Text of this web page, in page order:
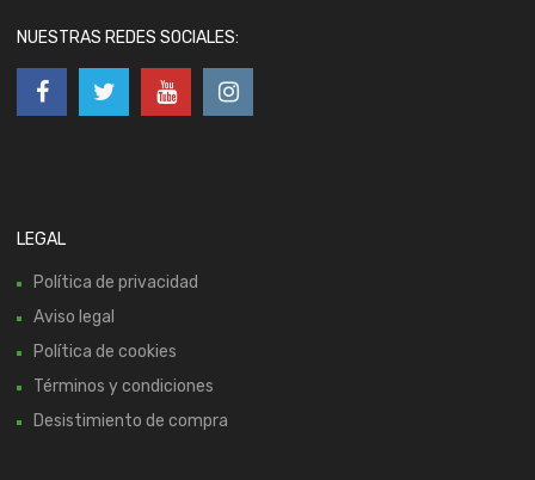
NUESTRAS REDES SOCIALES:
LEGAL
Política de privacidad
Aviso legal
Política de cookies
Términos y condiciones
Desistimiento de compra